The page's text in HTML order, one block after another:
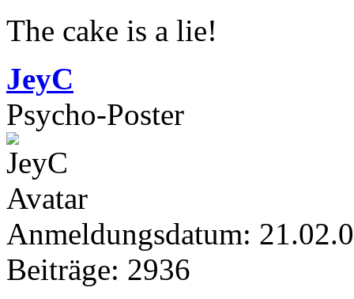
The cake is a lie!
JeyC
Psycho-Poster
Anmeldungsdatum:
Beiträge: 2936